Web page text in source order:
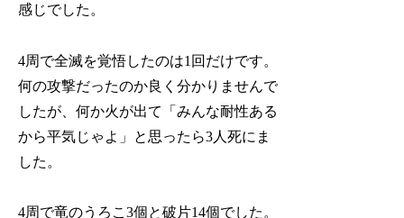
感じでした。
4周で全滅を覚悟したのは1回だけです。
何の攻撃だったのか良く分かりませんで
したが、何か火が出て「みんな耐性ある
から平気じゃよ」と思ったら3人死にま
した。
4周で竜のうろこ3個と破片14個でした。